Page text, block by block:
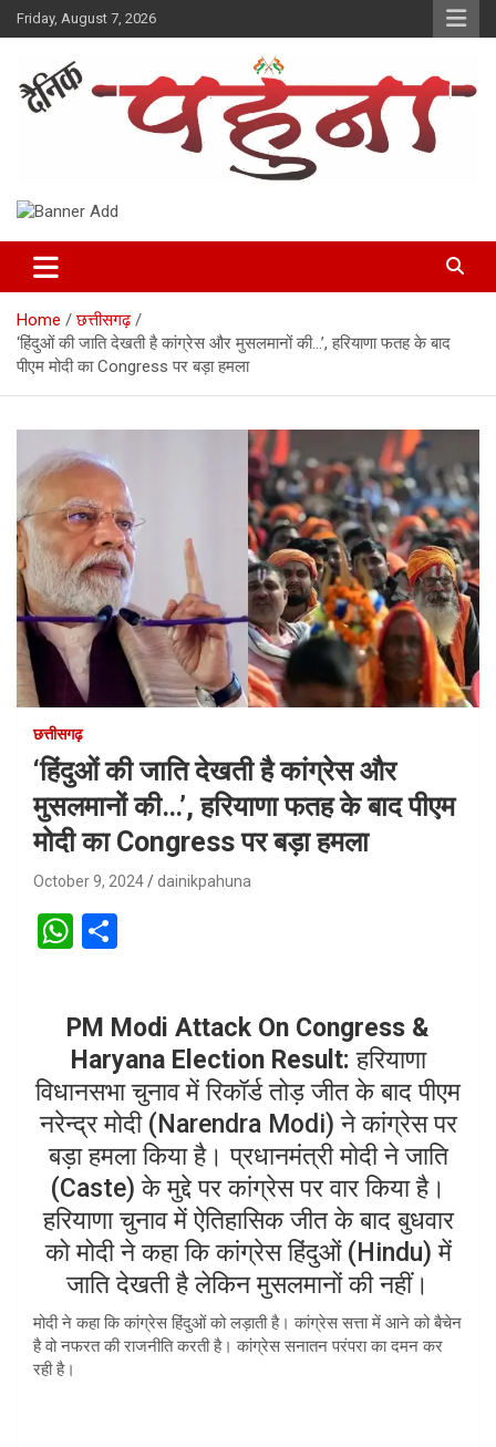
Skip
to
Friday, August 7, 2026
Dainik Pahuna
Home
छत्तीसगढ़
‘हिंदुओं की जाति देखती है कांग्रेस और मुसलमानों की…’, हरियाणा फतह के बाद
पीएम मोदी का Congress पर बड़ा हमला
छत्तीसगढ़
‘हिंदुओं की जाति देखती है कांग्रेस और
मुसलमानों की…’, हरियाणा फतह के बाद पीएम
मोदी का Congress पर बड़ा हमला
October 9, 2024 dainikpahuna
W
s
A
p
p
e
PM Modi Attack On Congress &
Haryana Election Result:हरियाणा
विधानसभा चुनाव में रिकॉर्ड तोड़ जीत के बाद पीएम
नरेन्द्र मोदी (Narendra Modi) ने कांग्रेस पर
बड़ा हमला किया है। प्रधानमंत्री मोदी ने जाति
(Caste) के मुद्दे पर कांग्रेस पर वार किया है।
हरियाणा चुनाव में ऐतिहासिक जीत के बाद बुधवार
को मोदी ने कहा कि कांग्रेस हिंदुओं (Hindu) में
जाति देखती है लेकिन मुसलमानों की नहीं।
मोदी ने कहा कि कांग्रेस हिंदुओं को लड़ाती है। कांग्रेस सत्ता में आने को बैचेन
है वो नफरत की राजनीति करती है। कांग्रेस सनातन परंपरा का दमन कर
रही है।